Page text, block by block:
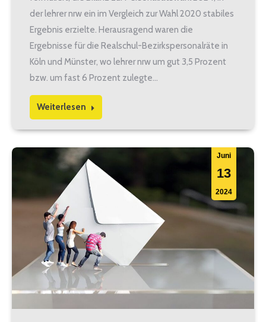
der lehrer nrw ein im Vergleich zur Wahl 2020 stabiles
Ergebnis erzielte. Herausragend waren die
Ergebnisse für die Realschul-Bezirkspersonalräte in
Köln und Münster, wo lehrer nrw um gut 3,5 Prozent
bzw. um fast 6 Prozent zulegte…
Weiterlesen
Juni
13
2024